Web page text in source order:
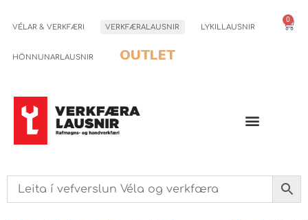
VÉLAR & VERKFÆRI VERKFÆRALAUSNIR LYKILLAUSNIR
HÖNNUNARLAUSNIR OUTLET
0